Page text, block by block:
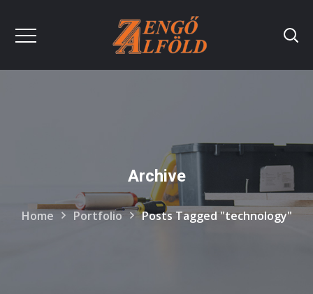
Archive
Home Portfolio Posts Tagged "technology"